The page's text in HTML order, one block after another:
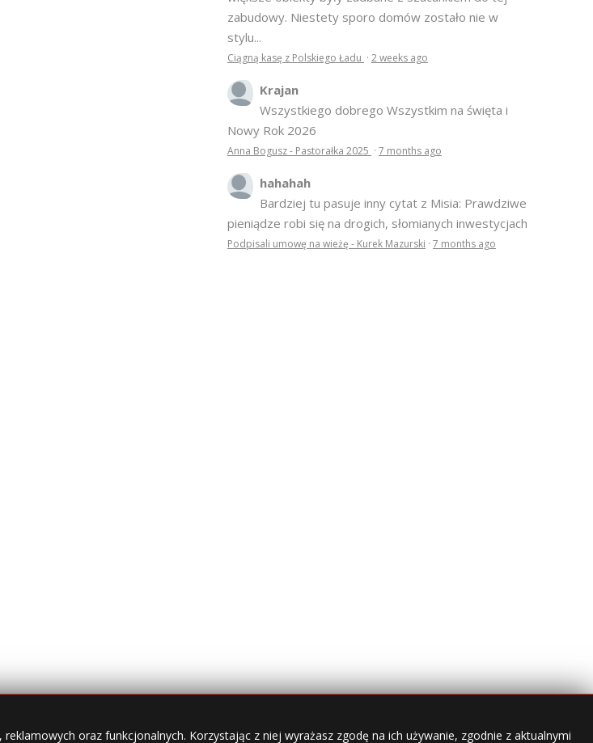
zabudowy. Niestety sporo domów zostało nie w
stylu...
Ciągną kasę z Polskiego Ładu · 2 weeks ago
Krajan
Wszystkiego dobrego Wszystkim na święta i
Nowy Rok 2026
Anna Bogusz - Pastorałka 2025 · 7 months ago
hahahah
Bardziej tu pasuje inny cytat z Misia: Prawdziwe
pieniądze robi się na drogich, słomianych inwestycjach
Podpisali umowę na wieżę - Kurek Mazurski · 7 months ago
oraz funkcjonalnych. Korzystając z niej wyrażasz zgodę na ich używanie, zgodnie z aktualnymi